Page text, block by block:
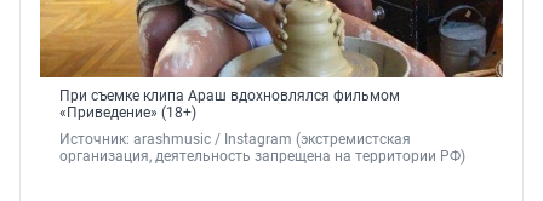
При съемке клипа Араш вдохновлялся фильмом
«Приведение» (18+)
Источник: arashmusic / Instagram (экстремистская
организация, деятельность запрещена на территории РФ)